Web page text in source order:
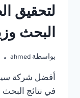
لتحقيق
البحث
بواسطة ahmed
أفضل شركة
في نتائج